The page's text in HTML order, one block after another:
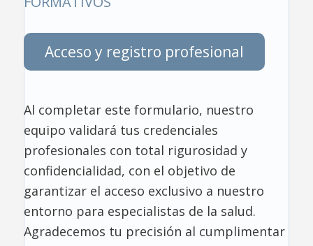
Acceso y registro profesional
Al completar este formulario, nuestro
equipo validará tus credenciales
profesionales con total rigurosidad y
confidencialidad, con el objetivo de
garantizar el acceso exclusivo a nuestro
entorno para especialistas de la salud.
Agradecemos tu precisión al cumplimentar